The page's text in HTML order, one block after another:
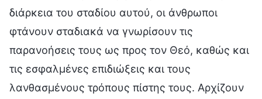
διάρκεια του σταδίου αυτού, οι άνθρωποι
φτάνουν σταδιακά να γνωρίσουν τις
παρανοήσεις τους ως προς τον Θεό, καθώς και
τις εσφαλμένες επιδιώξεις και τους
λανθασμένους τρόπους πίστης τους. Αρχίζουν